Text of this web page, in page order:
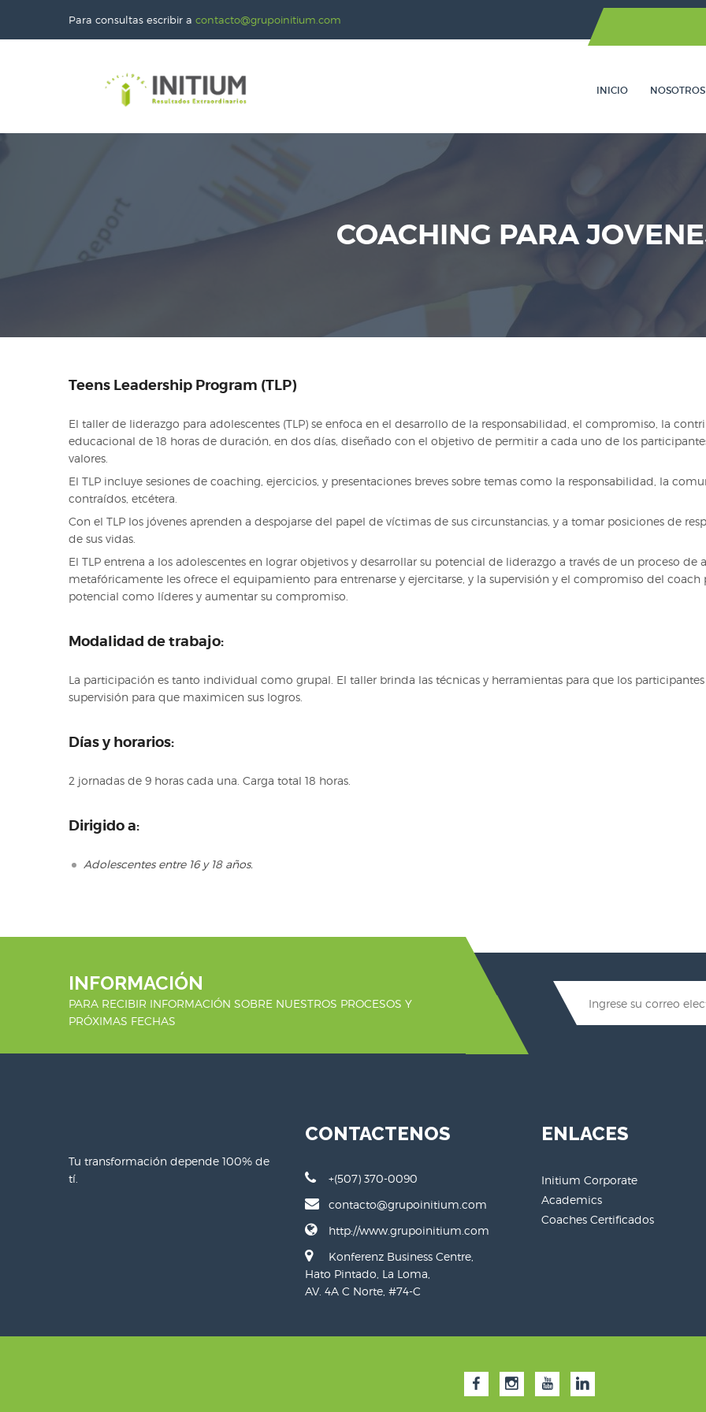
Para consultas escribir a contacto@grupoinitium.com
INICIO NOSOTROS
COACHING PARA
Teens Leadership Program (TLP)
El taller de liderazgo para adolescentes (TLP) se enfoca en el desarrollo de la responsabilidad, el compromiso, la
educacional de 18 horas de duración, en dos días, diseñado con el objetivo de permitir a cada uno de los
valores.
El TLP incluye sesiones de coaching, ejercicios, y presentaciones breves sobre temas como la responsabilidad, la
contraídos, etcétera.
Con el TLP los jóvenes aprenden a despojarse del papel de víctimas de sus circunstancias, y a tomar posiciones de
de sus vidas.
El TLP entrena a los adolescentes en lograr objetivos y desarrollar su potencial de liderazgo a través de un proceso
metafóricamente les ofrece el equipamiento para entrenarse y ejercitarse, y la supervisión y el compromiso del coach
potencial como líderes y aumentar su compromiso.
Modalidad de trabajo:
La participación es tanto individual como grupal. El taller brinda las técnicas y herramientas para que los
supervisión para que maximicen sus logros.
Días y horarios:
2 jornadas de 9 horas cada una. Carga total 18 horas.
Dirigido a:
Adolescentes entre 16 y 18 años.
INFORMACIÓN
PARA RECIBIR INFORMACIÓN SOBRE NUESTROS PROCESOS Y
PRÓXIMAS FECHAS
Tu transformación depende 100% de
tí.
CONTACTENOS
+(507) 370-0090
contacto@grupoinitium.com
http://www.grupoinitium.com
Konferenz Business Centre,
Hato Pintado, La Loma,
AV. 4A C Norte, #74-C
ENLACES
Initium Corporate
Academics
Coaches Certificados